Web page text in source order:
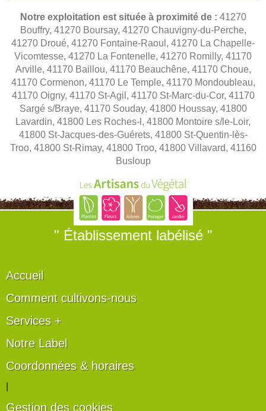
Notre exploitation est située à proximité de : 41270
Bouffry, 41270 Boursay, 41270 Chauvigny-du-Perche,
41270 Droué, 41270 Fontaine-Raoul, 41270 La Chapelle-
Vicomtesse, 41270 La Fontenelle, 41270 Romilly, 41170
Arville, 41170 Baillou, 41170 Beauchêne, 41170 Choue,
41170 Cormenon, 41170 Le Temple, 41170 Mondoubleau,
41170 Oigny, 41170 St-Agil, 41170 St-Marc-du-Cor, 41170
Sargé s/Braye, 41170 Souday, 41800 Houssay, 41800
Lavardin, 41800 Les Roches-l, 41800 Montoire s/le-Loir,
41800 St-Jacques-des-Guérets, 41800 St-Quentin-lès-
Troo, 41800 St-Rimay, 41800 Troo, 41800 Villavard, 41160
Busloup
" Établissement labélisé "
Accueil
Comment cultivons-nous
Services +
Notre Label
Coordonnées & horaires
Gestion des cookies